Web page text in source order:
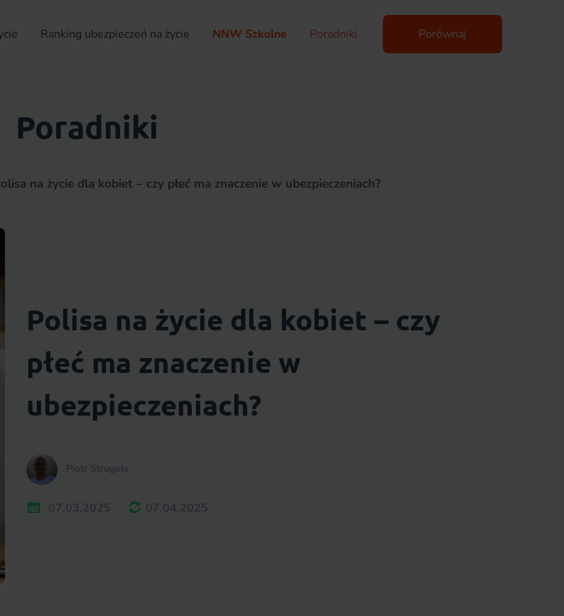
Ranking ubezpieczeń na życie NNW Szkolne Poradniki Porównaj
Poradniki
na życie dla kobiet – czy płeć ma znaczenie w ubezpieczeniach?
Polisa na życie dla kobiet – czy
płeć ma znaczenie w
ubezpieczeniach?
Piotr Strugała
07.03.2025 07.04.2025